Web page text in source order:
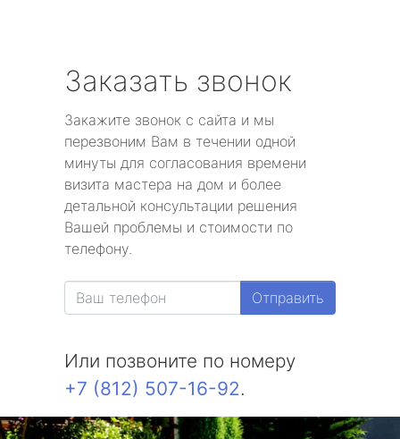
Заказать звонок
Закажите звонок с сайта и мы
перезвоним Вам в течении одной
минуты для согласования времени
визита мастера на дом и более
детальной консультации решения
Вашей проблемы и стоимости по
телефону.
Отправить
Или позвоните по номеру
+7 (812) 507-16-92.